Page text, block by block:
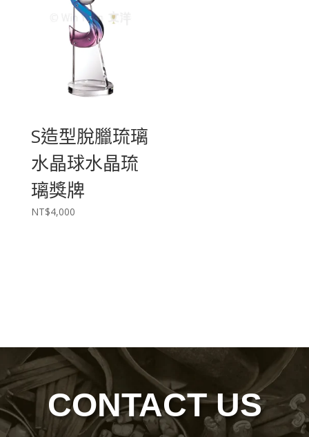
S造型脫臘琉璃
水晶球水晶琉
璃獎牌
NT$4,000
CONTACT US